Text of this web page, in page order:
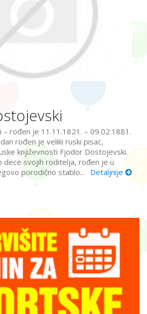
rođen je 11.11.1821. – 09.02.1881.
rođen je veliki ruski pisac,
književnosti Fjodor Dostojevski.
dece svojih roditelja, rođen je u
porodično stablo...
Detaljnije